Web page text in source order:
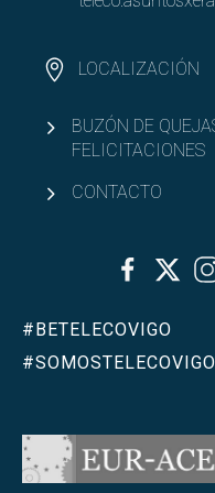
LOCALIZACIÓN
BUZÓN DE
FELICITACIONES
CONTACTO
FacebookTwitter
#BETELECOVIGO
#SOMOSTELECOVIGO